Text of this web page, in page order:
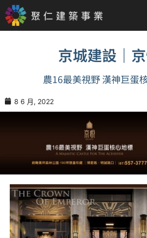
京城建設｜
農16最美視野 漢神巨蛋
8 6 月, 2022